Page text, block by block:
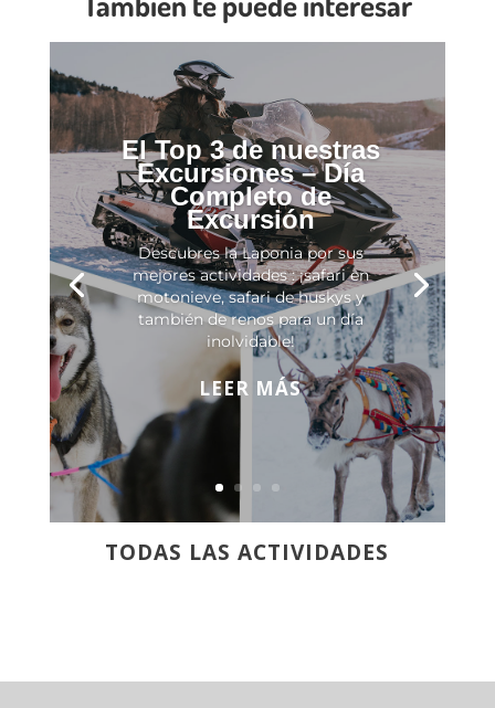
El Top 3 de nuestras
Excursiones – Día
Completo de
Excursión
Descubres la Laponia por sus
mejores actividades : ¡safari en
motonieve, safari de huskys y
también de renos para un día
inolvidable!
LEER MÁS
TODAS LAS ACTIVIDADES